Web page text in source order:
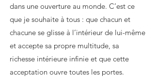
dans une ouverture au monde. C’est ce
que je souhaite à tous : que chacun et
chacune se glisse à l’intérieur de lui-même
et accepte sa propre multitude, sa
richesse intérieure infinie et que cette
acceptation ouvre toutes les portes.